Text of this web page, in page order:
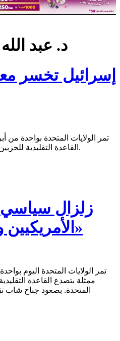
د. عبد
إسرائيل تخسر
تمر الولايات المتحدة بواحدة
القاعدة التقليدية للحزبين الرئيسيين في الولايات المتحدة.
زلزال
الأمريكيين ويهز نفوذ «أيباك»
ممثلة بتصدع القاعدة
المتحدة. بصعود جناح شاب